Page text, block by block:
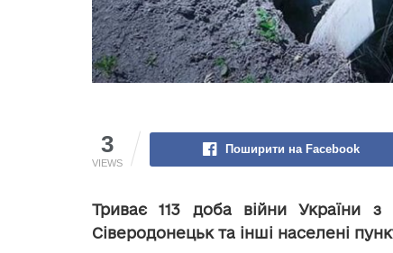
3
VIEWS
Поширити на Facebook
Триває 113 доба війни України
Сіверодонецьк та інші населені